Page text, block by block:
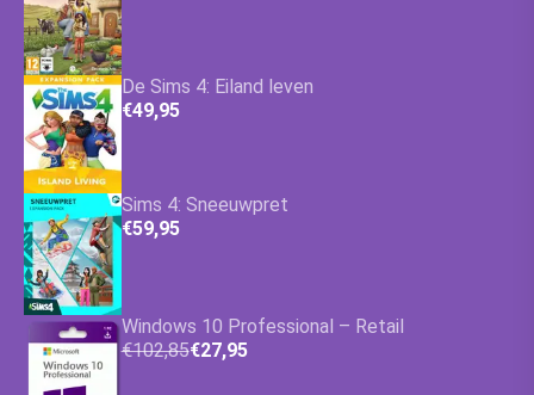
De Sims 4: Eiland leven
€49,95
Sims 4: Sneeuwpret
€59,95
Windows 10 Professional – Retail
€102,85€27,95